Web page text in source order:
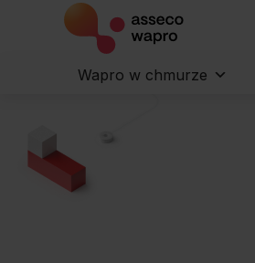
Wapro w chmurze